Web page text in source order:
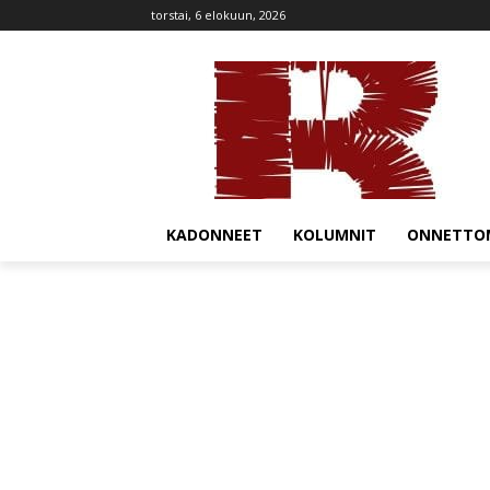
torstai, 6 elokuun, 2026
KADONNEET KOLUMNIT